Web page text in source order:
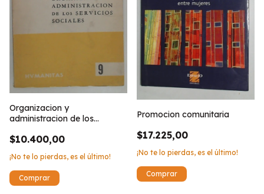
Organizacion y
administracion de los
$10.400,00
¡No te lo pierdas, es el último!
Promocion comunitaria
$17.225,00
¡No te lo pierdas, es el último!